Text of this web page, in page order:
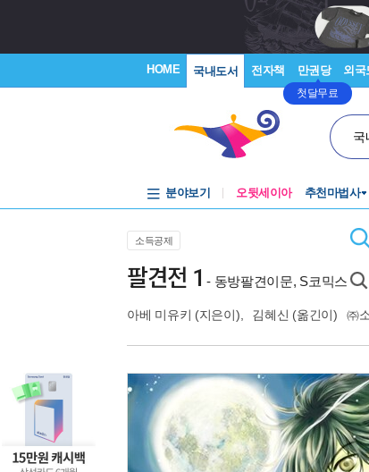
HOME 국내도서 전자책 만권당
첫달무료
외국
국
분야보기 오뒷세이아 추천마법사
소득공제
팔견전 1 - 동방팔견이문, S코믹스
아베 미유키 (지은이), 김혜신 (옮긴이) ㈜